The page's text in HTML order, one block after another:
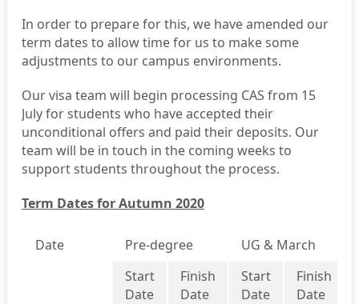
In order to prepare for this, we have amended our
term dates to allow time for us to make some
adjustments to our campus environments.
Our visa team will begin processing CAS from 15
July for students who have accepted their
unconditional offers and paid their deposits. Our
team will be in touch in the coming weeks to
support students throughout the process.
Term Dates for Autumn 2020
Date Pre-degree
UG & March
Start
Date
Finish
Date
Start
Date
Finish
Date